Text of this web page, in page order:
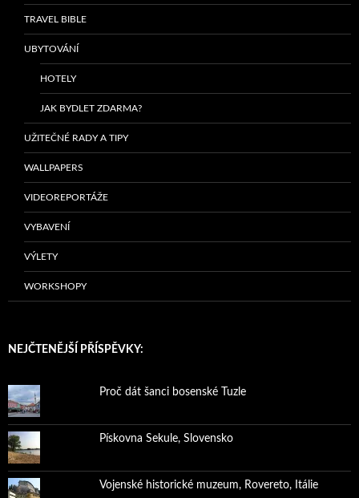
TRAVEL BIBLE
UBYTOVÁNÍ
HOTELY
JAK BYDLET ZDARMA?
UŽITEČNÉ RADY A TIPY
WALLPAPERS
VIDEOREPORTÁŽE
VYBAVENÍ
VÝLETY
WORKSHOPY
NEJČTENĚJŠÍ PŘÍSPĚVKY:
Proč dát šanci bosenské Tuzle
Pískovna Sekule, Slovensko
Vojenské historické muzeum, Rovereto, Itálie